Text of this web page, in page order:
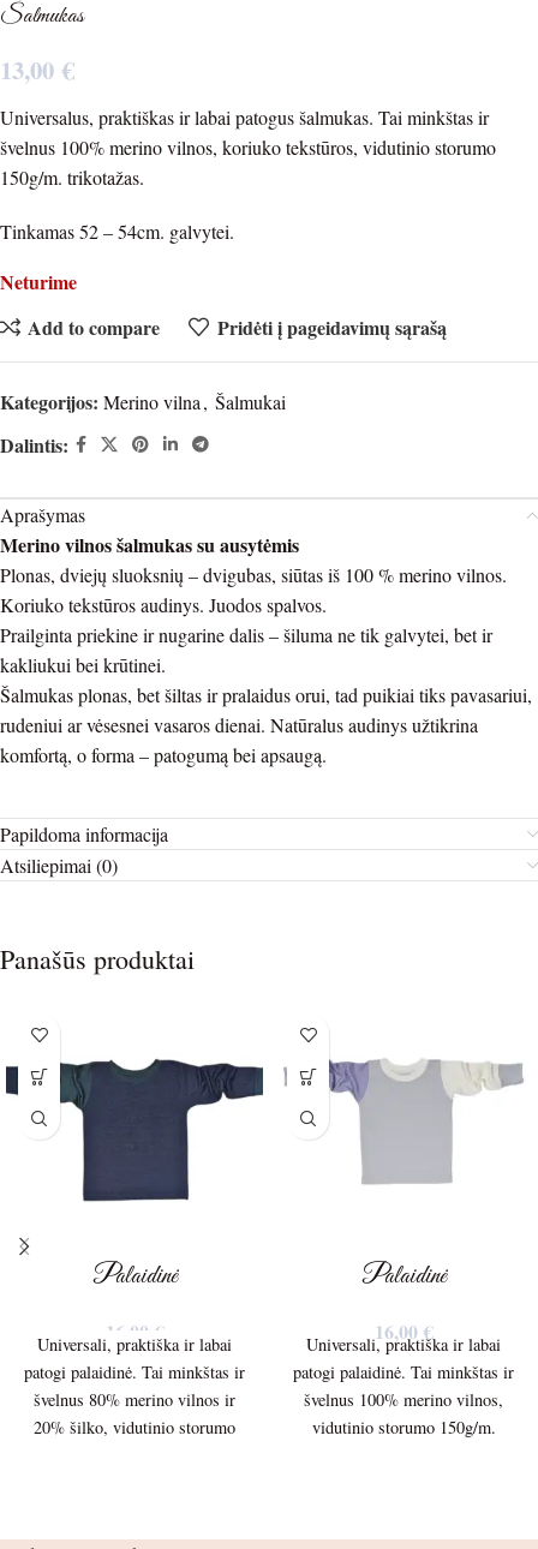
Šalmukas
13,00€
Universalus, praktiškas ir labai patogus šalmukas. Tai minkštas ir
švelnus 100% merino vilnos, koriuko tekstūros, vidutinio storumo
150g/m. trikotažas.
Tinkamas 52 – 54cm. galvytei.
Neturime
Add to compare
Pridėti į pageidavimų sąrašą
Kategorijos: Merino vilna, Šalmukai
Dalintis:
Aprašymas
Merino vilnos šalmukas su ausytėmis
Plonas, dviejų sluoksnių – dvigubas, siūtas iš 100 % merino vilnos.
Koriuko tekstūros audinys. Juodos spalvos.
Prailginta priekine ir nugarine dalis – šiluma ne tik galvytei, bet ir
kakliukui bei krūtinei.
Šalmukas plonas, bet šiltas ir pralaidus orui, tad puikiai tiks pavasariui,
rudeniui ar vėsesnei vasaros dienai. Natūralus audinys užtikrina
komfortą, o forma – patogumą bei apsaugą.
Papildoma informacija
Atsiliepimai (0)
Panašūs produktai
Palaidinė
16,00 €
Universali, praktiška ir labai
patogi palaidinė. Tai minkštas ir
švelnus 80% merino vilnos ir
20% šilko, vidutinio storumo
Palaidinė
16,00 €
Universali, praktiška ir labai
patogi palaidinė. Tai minkštas ir
švelnus 100% merino vilnos,
vidutinio storumo 150g/m.
ilgis nuo peties siūlės – 31cm.